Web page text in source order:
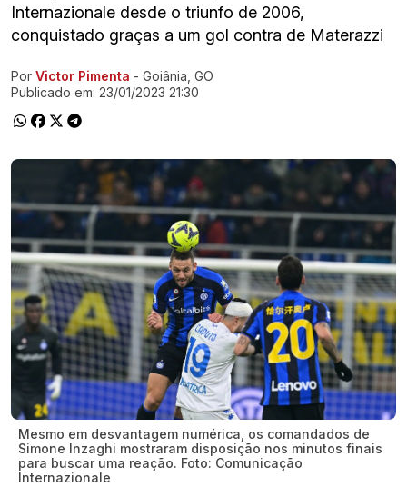
Internazionale desde o triunfo de 2006,
conquistado graças a um gol contra de Materazzi
Ir direto pra matéria
Por Victor Pimenta - Goiânia, GO
Publicado em: 23/01/2023 21:30
Mesmo em desvantagem numérica, os comandados de
Simone Inzaghi mostraram disposição nos minutos finais
para buscar uma reação. Foto: Comunicação
Internazionale